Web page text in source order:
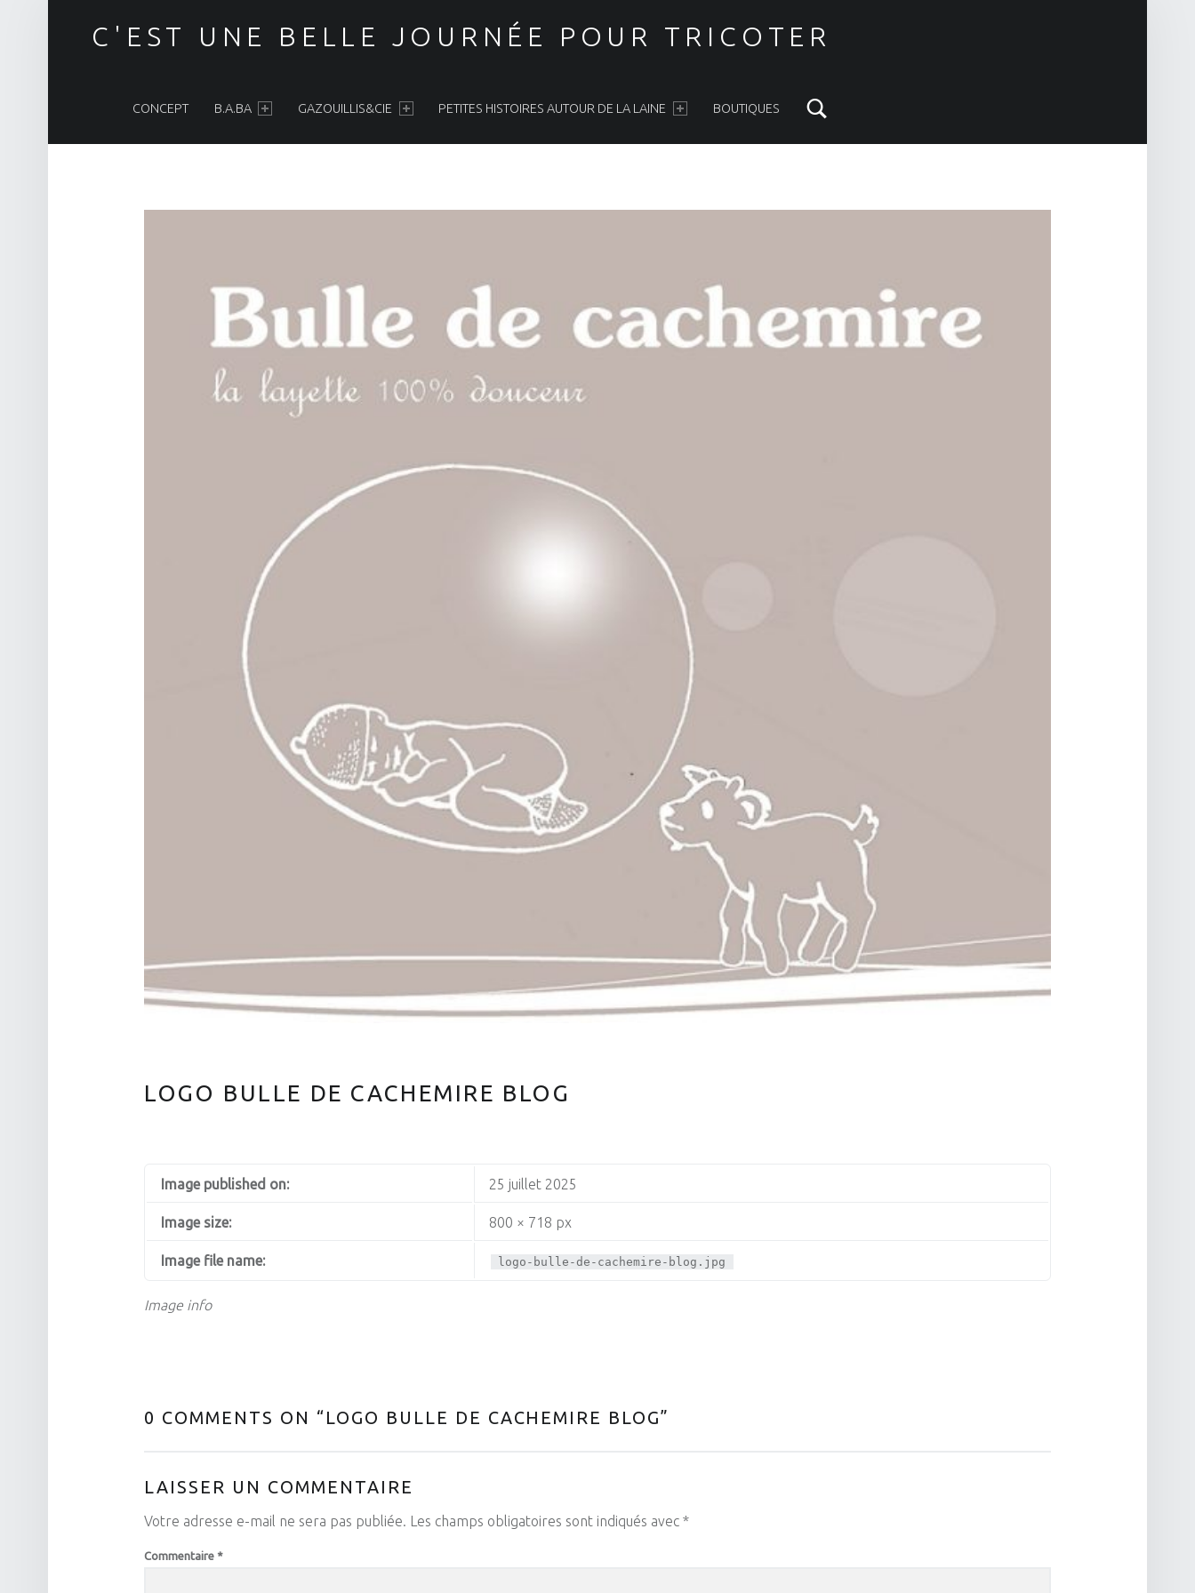
C'EST UNE BELLE JOURNÉE POUR TRICOTER
CONCEPT B.A.BA GAZOUILLIS&CIE PETITES HISTOIRES AUTOUR DE LA LAINE BOUTIQUES
LOGO BULLE DE CACHEMIRE BLOG
Image info
Image published on: 25 juillet 2025
Image size: 800 × 718 px
Image file name: logo-bulle-de-cachemire-blog.jpg
0 COMMENTS ON “LOGO BULLE DE CACHEMIRE BLOG”
LAISSER UN COMMENTAIRE
Votre adresse e-mail ne sera pas publiée. Les champs obligatoires sont indiqués avec *
Commentaire *